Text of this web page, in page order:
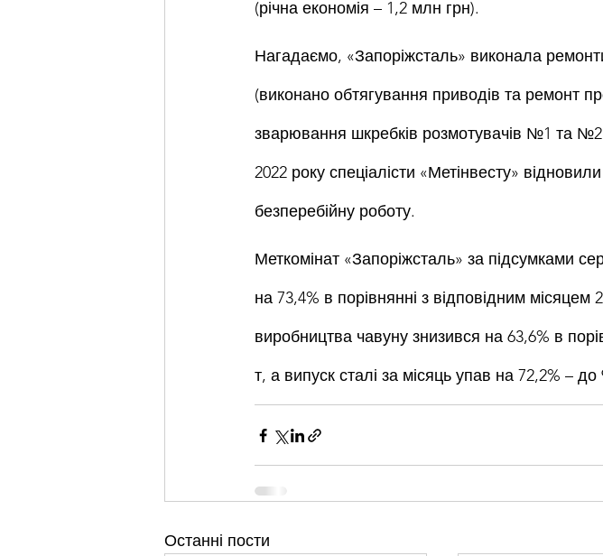
(річна економія – 1,2 млн грн).
Нагадаємо, «Запоріжсталь» виконала
(виконано обтягування приводів та ремонт
зварювання шкребків розмотувачів №1 та №2
2022 року спеціалісти «Метінвесту»
безперебійну роботу.
Меткомінат «Запоріжсталь» за підсумками
на 73,4% в порівнянні з відповідним місяцем
виробництва чавуну знизився на 63,6% в
т, а випуск сталі за місяць упав на 72,2% – до
Останні пости